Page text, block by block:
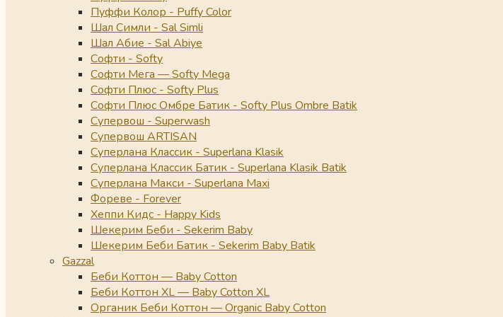
Пуффи Колор - Puffy Color
Шал Симли - Sal Simli
Шал Абие - Sal Abiye
Софти - Softy
Софти Мега — Softy Mega
Софти Плюс - Softy Plus
Софти Плюс Омбре Батик - Softy Plus Ombre Batik
Супервош - Superwash
Супервош ARTISAN
Суперлана Классик - Superlana Klasik
Суперлана Классик Батик - Superlana Klasik Batik
Суперлана Макси - Superlana Maxi
Фореве - Forever
Хеппи Кидс - Happy Kids
Шекерим Беби - Sekerim Baby
Шекерим Беби Батик - Sekerim Baby Batik
Gazzal
Беби Коттон — Baby Cotton
Беби Коттон XL — Baby Cotton XL
Органик Беби Коттон — Organic Baby Cotton